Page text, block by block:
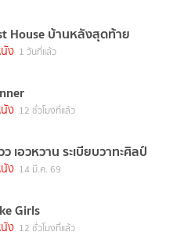
House บ้านหลังสุดท้าย
ง 1 วันที่แล้ว
ง 12 ชั่วโมงที่แล้ว
เอวหวาน ระเบียบวาทะศิลป์
ง 14 มี.ค. 69
Girls
ง 12 ชั่วโมงที่แล้ว